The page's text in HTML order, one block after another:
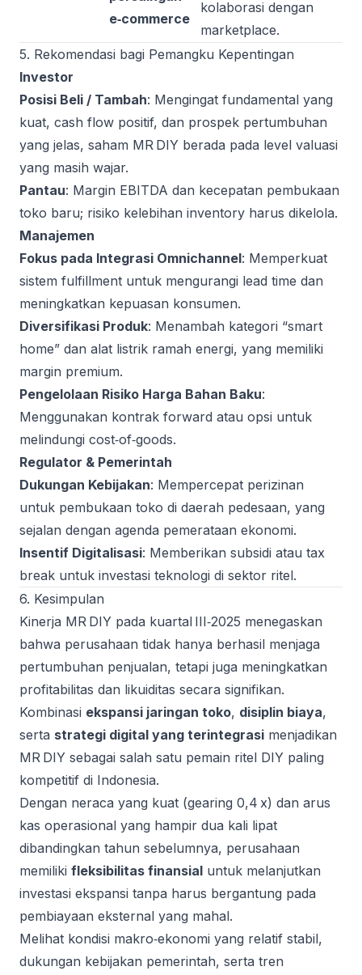
e‑commerce
kolaborasi dengan
marketplace.
5. Rekomendasi bagi Pemangku Kepentingan
Investor
Posisi Beli / Tambah: Mengingat fundamental yang
kuat, cash flow positif, dan prospek pertumbuhan
yang jelas, saham MR DIY berada pada level valuasi
yang masih wajar.
Pantau: Margin EBITDA dan kecepatan pembukaan
toko baru; risiko kelebihan inventory harus dikelola.
Manajemen
Fokus pada Integrasi Omnichannel: Memperkuat
sistem fulfillment untuk mengurangi lead time dan
meningkatkan kepuasan konsumen.
Diversifikasi Produk: Menambah kategori “smart
home” dan alat listrik ramah energi, yang memiliki
margin premium.
Pengelolaan Risiko Harga Bahan Baku:
Menggunakan kontrak forward atau opsi untuk
melindungi cost‑of‑goods.
Regulator & Pemerintah
Dukungan Kebijakan: Mempercepat perizinan
untuk pembukaan toko di daerah pedesaan, yang
sejalan dengan agenda pemerataan ekonomi.
Insentif Digitalisasi: Memberikan subsidi atau tax
break untuk investasi teknologi di sektor ritel.
6. Kesimpulan
Kinerja MR DIY pada kuartal III‑2025 menegaskan
bahwa perusahaan tidak hanya berhasil menjaga
pertumbuhan penjualan, tetapi juga meningkatkan
profitabilitas dan likuiditas secara signifikan.
Kombinasi ekspansi jaringan toko, disiplin biaya,
serta strategi digital yang terintegrasi menjadikan
MR DIY sebagai salah satu pemain ritel DIY paling
kompetitif di Indonesia.
Dengan neraca yang kuat (gearing 0,4 x) dan arus
kas operasional yang hampir dua kali lipat
dibandingkan tahun sebelumnya, perusahaan
memiliki fleksibilitas finansial untuk melanjutkan
investasi ekspansi tanpa harus bergantung pada
pembiayaan eksternal yang mahal.
Melihat kondisi makro‑ekonomi yang relatif stabil,
dukungan kebijakan pemerintah, serta tren